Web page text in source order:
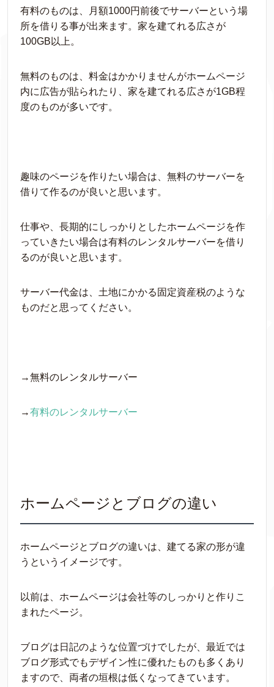
有料のものは、月額1000円前後でサーバーという場
所を借りる事が出来ます。家を建てれる広さが
100GB以上。
無料のものは、料金はかかりませんがホームページ
内に広告が貼られたり、家を建てれる広さが1GB程
度のものが多いです。
趣味のページを作りたい場合は、無料のサーバーを
借りて作るのが良いと思います。
仕事や、長期的にしっかりとしたホームページを作
っていきたい場合は有料のレンタルサーバーを借り
るのが良いと思います。
サーバー代金は、土地にかかる固定資産税のような
ものだと思ってください。
→無料のレンタルサーバー
→有料のレンタルサーバー
ホームページとブログの違い
ホームページとブログの違いは、建てる家の形が違
うというイメージです。
以前は、ホームページは会社等のしっかりと作りこ
まれたページ。
ブログは日記のような位置づけでしたが、最近では
ブログ形式でもデザイン性に優れたものも多くあり
ますので、両者の垣根は低くなってきています。